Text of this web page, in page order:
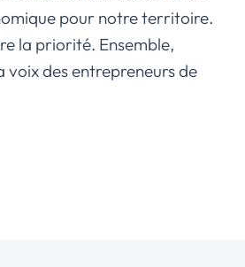
pour notre territoire.
la priorité. Ensemble,
voix des entrepreneurs de